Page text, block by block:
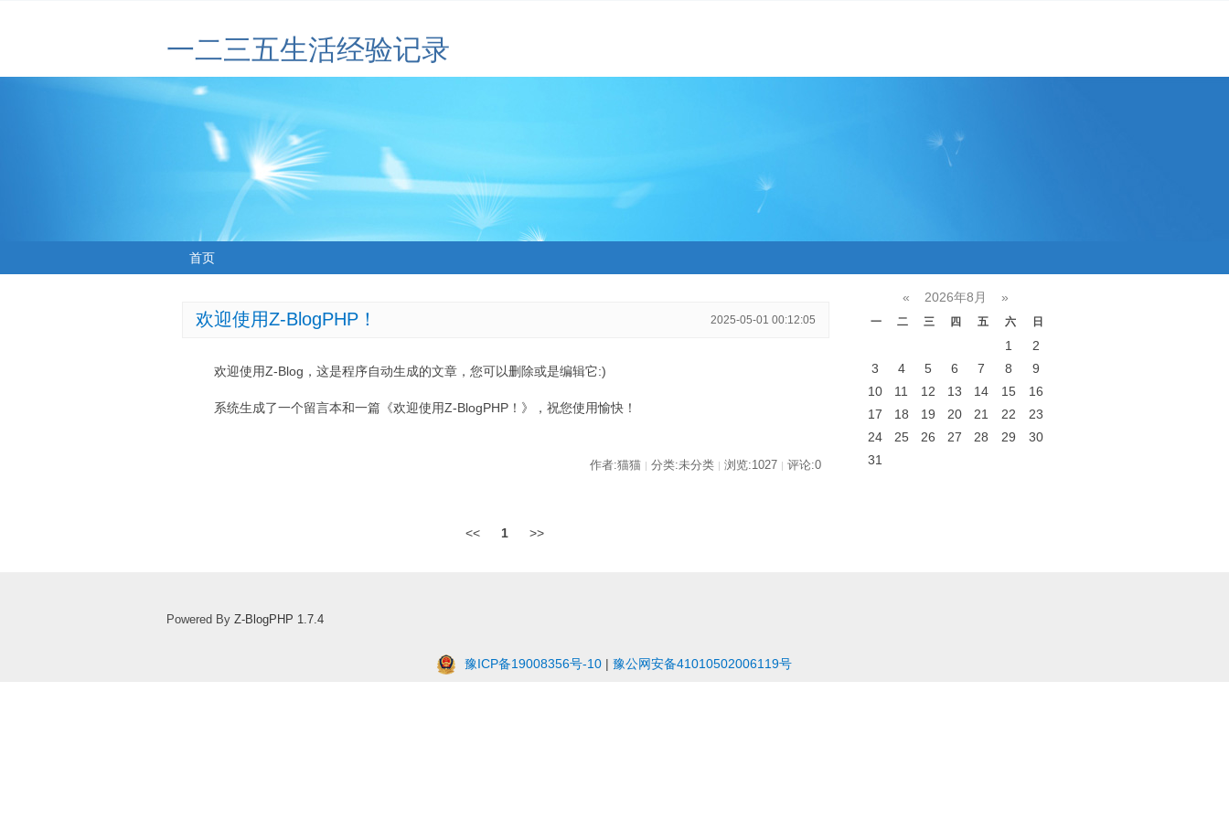
一二三五生活经验记录
首页
欢迎使用Z-BlogPHP！ 2025-05-01 00:12:05
欢迎使用Z-Blog，这是程序自动生成的文章，您可以删除或是编辑它:)
系统生成了一个留言本和一篇《欢迎使用Z-BlogPHP！》，祝您使用愉快！
作者:猫猫 | 分类:未分类 | 浏览:1027 | 评论:0
<< 1 >>
« 2026年8月 »
一 二 三 四 五 六 日
1
2
3
4 5 6 7 8
9
10
11 12 13 14 15
16
17
18 19 20 21 22
23
24
25 26 27 28 29
30
31
Powered By Z-BlogPHP 1.7.4
豫ICP备19008356号-10 | 豫公网安备41010502006119号